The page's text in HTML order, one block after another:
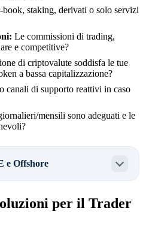
staking, derivati o solo servizi
Le commissioni di trading,
e competitive?
di criptovalute soddisfa le tue
a bassa capitalizzazione?
canali di supporto reattivi in caso
mensili sono adeguati e le
e Offshore
per il Trader